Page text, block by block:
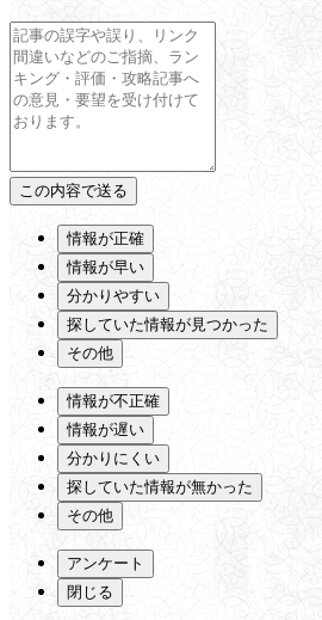
情報が正確
情報が早い
分かりやすい
探していた情報が見つかった
その他
情報が不正確
情報が遅い
分かりにくい
探していた情報が無かった
その他
アンケート
閉じる